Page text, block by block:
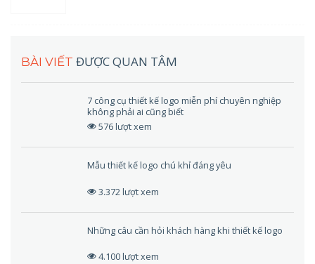
BÀI VIẾT ĐƯỢC QUAN TÂM
7 công cụ thiết kế logo miễn phí chuyên nghiệp
không phải ai cũng biết
576 lượt xem
Mẫu thiết kế logo chú khỉ đáng yêu
3.372 lượt xem
Những câu cần hỏi khách hàng khi thiết kế logo
4.100 lượt xem